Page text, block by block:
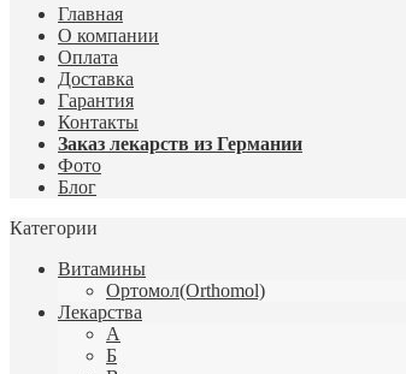
Главная
О компании
Оплата
Доставка
Гарантия
Контакты
Заказ лекарств из Германии
Фото
Блог
Категории
Витамины
Ортомол(Orthomol)
Лекарства
А
Б